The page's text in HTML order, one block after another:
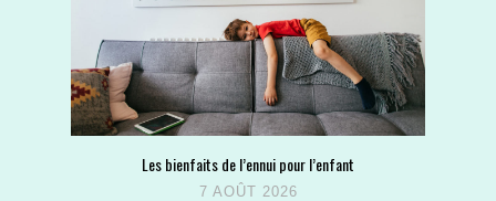
Les bienfaits de l’ennui pour l’enfant
7 AOÛT 2026